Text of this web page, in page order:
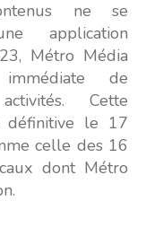
ne se
application
Métro Média
immédiate de
Cette
définitive le 17
celle des 16
dont Métro